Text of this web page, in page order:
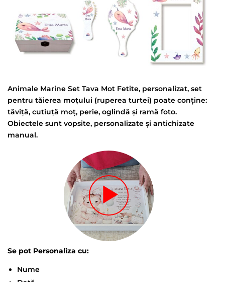
Animale Marine Set Tava Mot Fetite, personalizat, set
pentru tăierea moțului (ruperea turtei) poate conține:
tăviță, cutiuță moț, perie, oglindă și ramă foto.
Obiectele sunt vopsite, personalizate și antichizate
manual.
Se pot Personaliza cu:
Nume